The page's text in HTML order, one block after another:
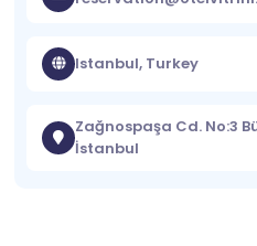
Istanbul, Turkey
Zağnospaşa Cd. No:3
İstanbul